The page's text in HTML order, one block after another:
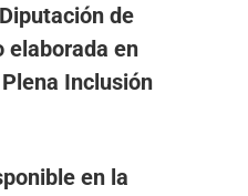
de
elaborada en
Inclusión
en la